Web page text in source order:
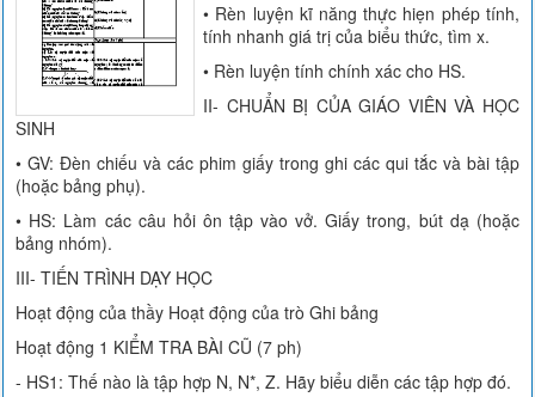
• Rèn luyện kĩ năng thực hiẹn phép tính,
tính nhanh giá trị của biểu thức, tìm x.
• Rèn luyện tính chính xác cho HS.
II- CHUẨN BỊ CỦA GIÁO VIÊN VÀ HỌC
SINH
• GV: Đèn chiếu và các phim giấy trong ghi các qui tắc và bài tập
(hoặc bảng phụ).
• HS: Làm các câu hỏi ôn tập vào vở. Giấy trong, bút dạ (hoặc
bảng nhóm).
III- TIẾN TRÌNH DẠY HỌC
Hoạt động của thầy Hoạt động của trò Ghi bảng
Hoạt động 1 KIỂM TRA BÀI CŨ (7 ph)
- HS1: Thế nào là tập hợp N, N*, Z. Hãy biểu diễn các tập hợp đó.